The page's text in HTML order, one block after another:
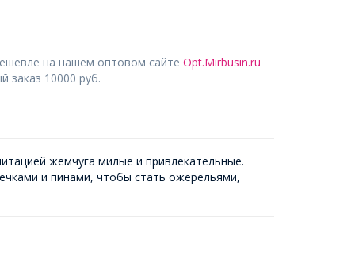
на нашем оптовом сайте Opt.Mirbusin.ru
заказ 10000 руб.
жемчуга милые и привлекательные.
и пинами, чтобы стать ожерельями,